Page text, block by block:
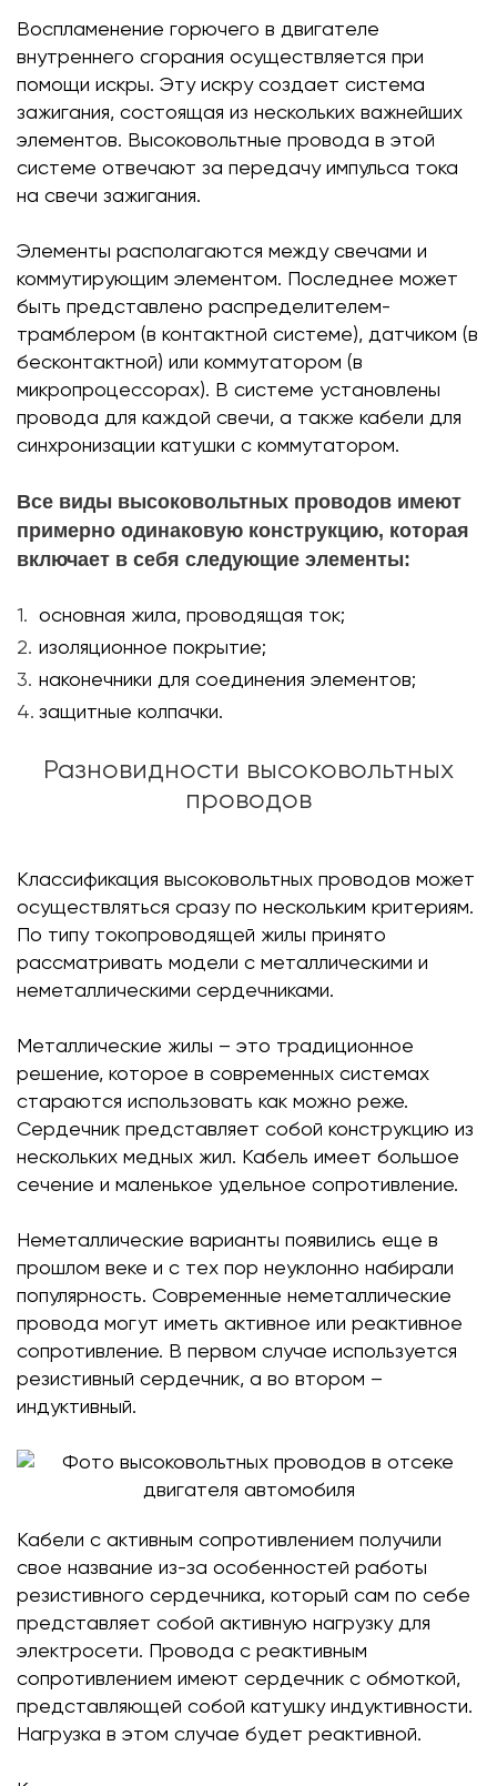
Воспламенение горючего в двигателе
внутреннего сгорания осуществляется при
помощи искры. Эту искру создает система
зажигания, состоящая из нескольких важнейших
элементов. Высоковольтные провода в этой
системе отвечают за передачу импульса тока
на свечи зажигания.
Элементы располагаются между свечами и
коммутирующим элементом. Последнее может
быть представлено распределителем-
трамблером (в контактной системе), датчиком (в
бесконтактной) или коммутатором (в
микропроцессорах). В системе установлены
провода для каждой свечи, а также кабели для
синхронизации катушки с коммутатором.
Все виды высоковольтных проводов имеют
примерно одинаковую конструкцию, которая
включает в себя следующие элементы:
основная жила, проводящая ток;
изоляционное покрытие;
наконечники для соединения элементов;
защитные колпачки.
Разновидности высоковольтных
проводов
Классификация высоковольтных проводов может
осуществляться сразу по нескольким критериям.
По типу токопроводящей жилы принято
рассматривать модели с металлическими и
неметаллическими сердечниками.
Металлические жилы – это традиционное
решение, которое в современных системах
стараются использовать как можно реже.
Сердечник представляет собой конструкцию из
нескольких медных жил. Кабель имеет большое
сечение и маленькое удельное сопротивление.
Неметаллические варианты появились еще в
прошлом веке и с тех пор неуклонно набирали
популярность. Современные неметаллические
провода могут иметь активное или реактивное
сопротивление. В первом случае используется
резистивный сердечник, а во втором –
индуктивный.
Кабели с активным сопротивлением получили
свое название из-за особенностей работы
резистивного сердечника, который сам по себе
представляет собой активную нагрузку для
электросети. Провода с реактивным
сопротивлением имеют сердечник с обмоткой,
представляющей собой катушку индуктивности.
Нагрузка в этом случае будет реактивной.